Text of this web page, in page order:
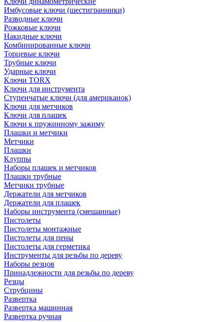
Имбусовые ключи (шестигранники)
Разводные ключи
Рожковые ключи
Накидные ключи
Комбинированные ключи
Торцевые ключи
Трубные ключи
Ударные ключи
Ключи TORX
Ключи для инструмента
Ступенчатые ключи (для американок)
Ключи для метчиков
Ключи для плашек
Ключи к пружинному зажиму
Плашки и метчики
Метчики
Плашки
Клуппы
Наборы плашек и метчиков
Плашки трубные
Метчики трубные
Держатели для метчиков
Держатели для плашек
Наборы инструмента (смешанные)
Пистолеты
Пистолеты монтажные
Пистолеты для пены
Пистолеты для герметика
Инструменты для резьбы по дереву
Наборы резцов
Принадлежности для резьбы по дереву
Резцы
Струбцины
Развертка
Развертка машинная
Развертка ручная